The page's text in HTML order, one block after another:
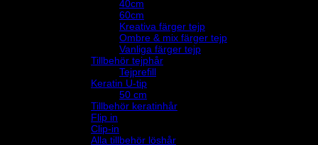
40cm
60cm
Kreativa färger tejp
Ombre & mix färger tejp
Vanliga färger tejp
Tillbehör tejphår
Tejprefill
Keratin U-tip
50 cm
Tillbehör keratinhår
Flip in
Clip-in
Alla tillbehör löshår